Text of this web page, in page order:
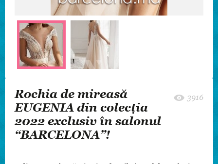
Rochia de mireasă
EUGENIA din colecția
2022 exclusiv în salonul
“BARCELONA”!
3916